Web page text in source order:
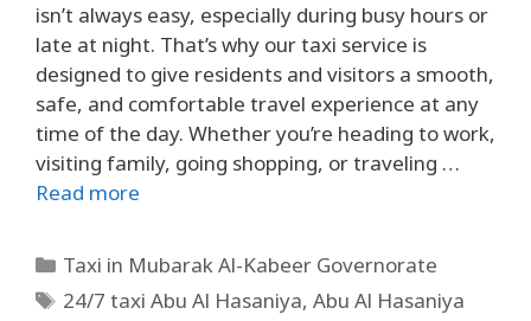
isn’t always easy, especially during busy hours or
late at night. That’s why our taxi service is
designed to give residents and visitors a smooth,
safe, and comfortable travel experience at any
time of the day. Whether you’re heading to work,
visiting family, going shopping, or traveling …
Read more
Taxi in Mubarak Al-Kabeer Governorate
24/7 taxi Abu Al Hasaniya,Abu Al Hasaniya